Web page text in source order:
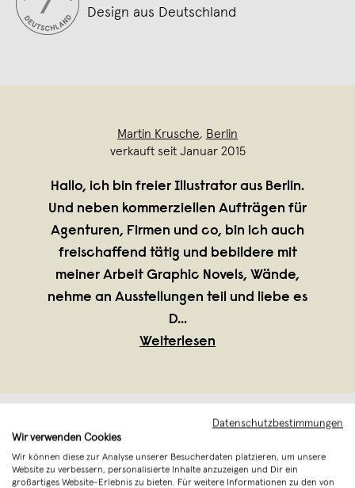
Design aus Deutschland
Martin Krusche, Berlin
verkauft seit Januar 2015
Hallo, ich bin freier Illustrator aus Berlin.
Und neben kommerziellen Aufträgen für
Agenturen, Firmen und co, bin ich auch
freischaffend tätig und bebildere mit
meiner Arbeit Graphic Novels, Wände,
nehme an Ausstellungen teil und liebe es
D...
Weiterlesen
Datenschutzbestimmungen
Wir verwenden Cookies
Wir können diese zur Analyse unserer Besucherdaten platzieren, um unsere
Website zu verbessern, personalisierte Inhalte anzuzeigen und Dir ein
großartiges Website-Erlebnis zu bieten. Für weitere Informationen zu den von